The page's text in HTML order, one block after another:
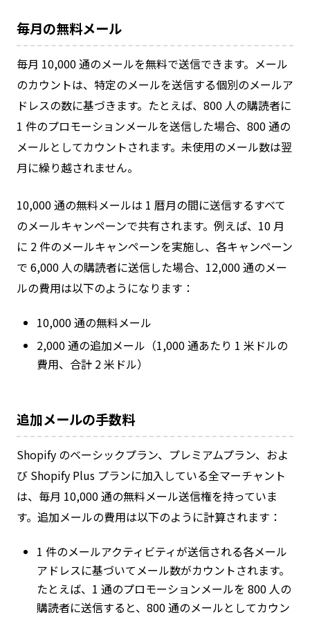
毎月の無料メール
毎月 10,000 通のメールを無料で送信できます。メール
のカウントは、特定のメールを送信する個別のメールア
ドレスの数に基づきます。たとえば、800 人の購読者に
1 件のプロモーションメールを送信した場合、800 通の
メールとしてカウントされます。未使用のメール数は翌
月に繰り越されません。
10,000 通の無料メールは 1 暦月の間に送信するすべて
のメールキャンペーンで共有されます。例えば、10 月
に 2 件のメールキャンペーンを実施し、各キャンペーン
で 6,000 人の購読者に送信した場合、12,000 通のメー
ルの費用は以下のようになります：
10,000 通の無料メール
2,000 通の追加メール（1,000 通あたり 1 米ドルの
費用、合計 2 米ドル）
追加メールの手数料
Shopify のベーシックプラン、プレミアムプラン、およ
び Shopify Plus プランに加入している全マーチャント
は、毎月 10,000 通の無料メール送信権を持っていま
す。追加メールの費用は以下のように計算されます：
1 件のメールアクティビティが送信される各メール
アドレスに基づいてメール数がカウントされます。
たとえば、1 通のプロモーションメールを 800 人の
購読者に送信すると、800 通のメールとしてカウン